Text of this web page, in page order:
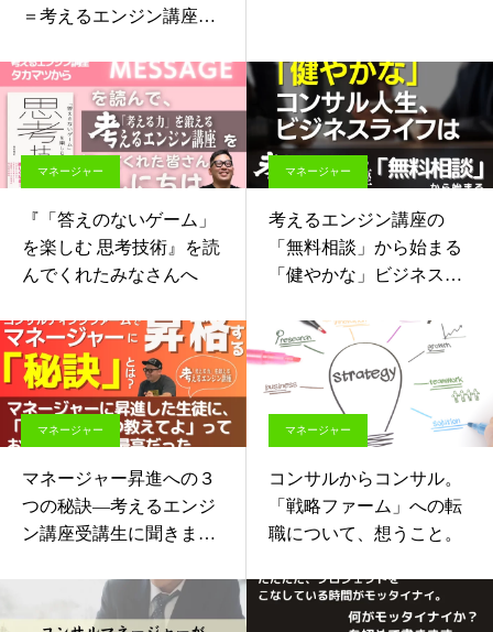
＝考えるエンジン講座を
マネージャー
『「答えのないゲーム」
を楽しむ 思考技術』を読
んでくれたみなさんへ
マネージャー
考えるエンジン講座の
「無料相談」から始まる
「健やかな」ビジネスラ
マネージャー
マネージャー昇進への３
つの秘訣—考えるエンジ
ン講座受講生に聞きまし
マネージャー
コンサルからコンサル。
「戦略ファーム」への転
職について、想うこと。